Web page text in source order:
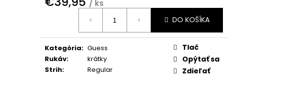
/ ks
Jednotková
DO KOŠÍKA
Kategória: Guess
Rukáv:
krátky
Strih: Regular
Tlač
Opýtať sa
Zdieľať
KOŠEĽA K063-A07